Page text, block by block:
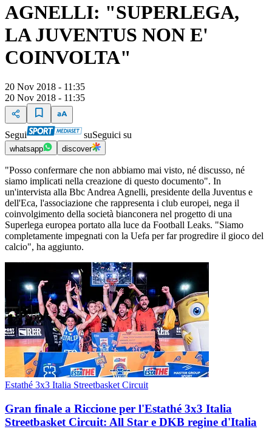
AGNELLI: "SUPERLEGA,
LA JUVENTUS NON E'
COINVOLTA"
20 Nov 2018 - 11:35
20 Nov 2018 - 11:35
Segui suSeguici su
whatsapp discover
"Posso confermare che non abbiamo mai visto, né discusso, né
siamo implicati nella creazione di questo documento". In
un'intervista alla Bbc Andrea Agnelli, presidente della Juventus e
dell'Eca, l'associazione che rappresenta i club europei, nega il
coinvolgimento della società bianconera nel progetto di una
Superlega europea portato alla luce da Football Leaks. "Siamo
completamente impegnati con la Uefa per far progredire il gioco del
calcio", ha aggiunto.
Estathé 3x3 Italia Streetbasket Circuit
Gran finale a Riccione per l'Estathé 3x3 Italia
Streetbasket Circuit: All Star e DKB regine d'Italia